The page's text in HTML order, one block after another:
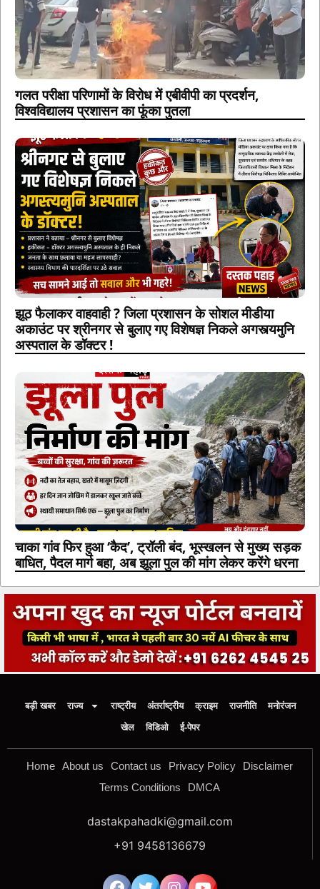
गलत परीक्षा परिणामों के विरोध में एबीवीपी का प्रदर्शन,
विश्वविद्यालय प्रशासन का फूंका पुतला
झूठ फैलाकर वाहवाही ? जिला प्रशासन के सोशल मीडीया
अकाउंट पर श्रीनगर से बुलाए गए विशेषज्ञ निकले अगस्त्यमुनि
अस्पताल के डॉक्टर !
चाका गांव फिर हुआ ‘कैद’, ट्रॉली बंद, भूस्खलन से मुख्य सड़क
बाधित, पैदल मार्ग बहा, अब झूला पुल की मांग लेकर करेंगे धरना
बड़ी खबर राज्य राष्ट्रीय अंतर्राष्ट्रीय क्राइम राजनीति
मनोरंजन
खेल
विडिओ ई-पेपर
Home About us Contact us Privacy Policy
Disclaimer
Terms Conditions
DMCA
dastakpahadki@gmail.com
+91 9458136679